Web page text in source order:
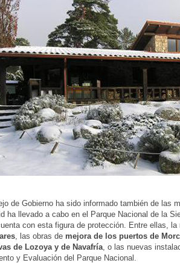
de Gobierno ha sido informado también de las
ha llevado a cabo en el Parque Nacional de la
con esta figura de protección. Entre ellas, la
, las obras de mejora de los puertos de
de Lozoya y de Navafría , o las nuevas
y Evaluación del Parque Nacional.